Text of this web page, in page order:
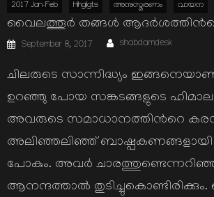
2017 Jan-Feb Hihgligts അനുസ്മരണം വായന
വൈലത്തൂർ തങ്ങള്‍
Posted
on
September 8, 2017 Author
shabdamdesk
ചിലരുടെ സാന്നിദ്ധ്യം
ഉറഞ്ഞു പോയ സങ്കടങ്ങളുടെ
അവരുടെ സമാധാനത്തിന്‍റെ
അലിഞ്ഞലിഞ്ഞ് ബാഷ്പകണങ്ങളായി
പോകും. അവര്‍
ആനന്ദത്താല്‍